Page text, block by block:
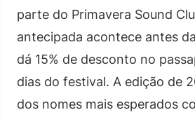
parte do Primavera Sound
antecipada acontece antes
dá 15% de desconto no
dias do festival. A edição de
dos nomes mais esperados